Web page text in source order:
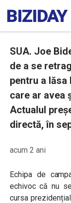
SUA. Joe
de a se
pentru a
care ar avea
Actualul
directă, în
acum 2 ani
Echipa de
echivoc că nu
cursa